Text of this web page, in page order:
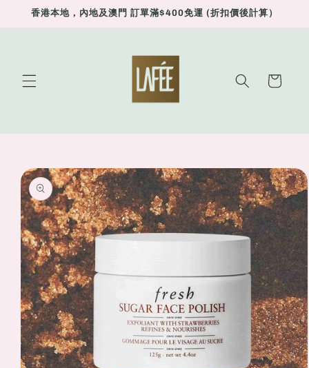
Skip to
香港本地，內地及澳門 訂單滿$400免運 (折扣價後計算）
Cart
Skip to
product
information